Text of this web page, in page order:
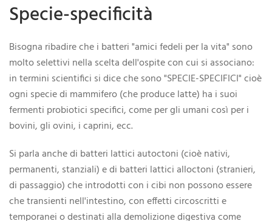
Specie-specificità
Bisogna ribadire che i batteri "amici fedeli per la vita" sono
molto selettivi nella scelta dell'ospite con cui si associano:
in termini scientifici si dice che sono "SPECIE-SPECIFICI" cioè
ogni specie di mammifero (che produce latte) ha i suoi
fermenti probiotici specifici, come per gli umani così per i
bovini, gli ovini, i caprini, ecc.
Si parla anche di batteri lattici autoctoni (cioè nativi,
permanenti, stanziali) e di batteri lattici alloctoni (stranieri,
di passaggio) che introdotti con i cibi non possono essere
che transienti nell'intestino, con effetti circoscritti e
temporanei o destinati alla demolizione digestiva come